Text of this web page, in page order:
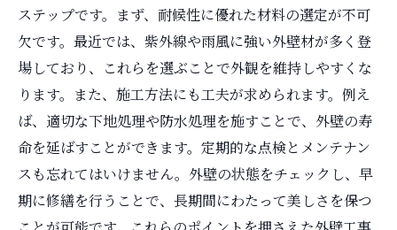
ステップです。まず、耐候性に優れた材料の選定が不可
欠です。最近では、紫外線や雨風に強い外壁材が多く登
場しており、これらを選ぶことで外観を維持しやすくな
ります。また、施工方法にも工夫が求められます。例え
ば、適切な下地処理や防水処理を施すことで、外壁の寿
命を延ばすことができます。定期的な点検とメンテナン
スも忘れてはいけません。外壁の状態をチェックし、早
期に修繕を行うことで、長期間にわたって美しさを保つ